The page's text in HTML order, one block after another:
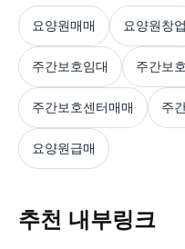
요양원매매 요양원창업
주간보호임대 주간보
주간보호센터매매 주
요양원급매
추천 내부링크